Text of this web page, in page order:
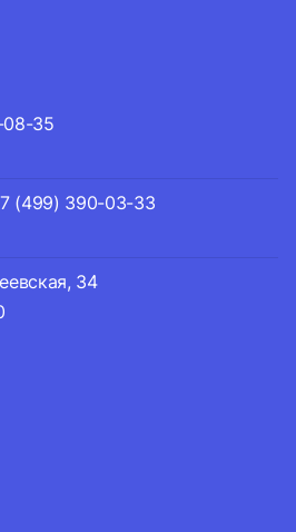
08-35
(499) 390-03-33
34